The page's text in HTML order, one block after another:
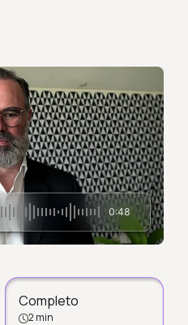
0:48
Completo
2 min